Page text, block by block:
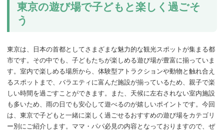
東京の遊び場で子どもと楽しく過ごそ
う
東京は、日本の首都としてさまざまな魅力的な観光スポットが集まる都
市です。その中でも、子どもたちが楽しめる遊び場が豊富に揃っていま
す。室内で楽しめる場所から、体験型アトラクションや動物と触れ合え
るスポットまで、バラエティに富んだ施設が揃っているため、親子で楽
しい時間を過ごすことができます。また、天候に左右されない室内施設
も多いため、雨の日でも安心して遊べるのが嬉しいポイントです。今回
は、東京で子どもと一緒に楽しく過ごせるおすすめの遊び場をカテゴリ
ー別にご紹介します。ママ・パパ必見の内容となっておりますので、ぜ